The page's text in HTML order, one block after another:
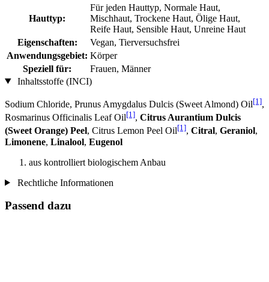
Hauttyp:
Für jeden Hauttyp, Normale Haut,
Mischhaut, Trockene Haut, Ölige Haut,
Reife Haut, Sensible Haut, Unreine Haut
Eigenschaften:
Vegan, Tierversuchsfrei
Anwendungsgebiet: Körper
Speziell für:
Frauen, Männer
Inhaltsstoffe (INCI)
Sodium Chloride, Prunus Amygdalus Dulcis (Sweet Almond) Oil[1],
Rosmarinus Officinalis Leaf Oil[1], Citrus Aurantium Dulcis
(Sweet Orange) Peel, Citrus Lemon Peel Oil[1], Citral, Geraniol,
Limonene, Linalool, Eugenol
aus kontrolliert biologischem Anbau
Rechtliche Informationen
Passend dazu